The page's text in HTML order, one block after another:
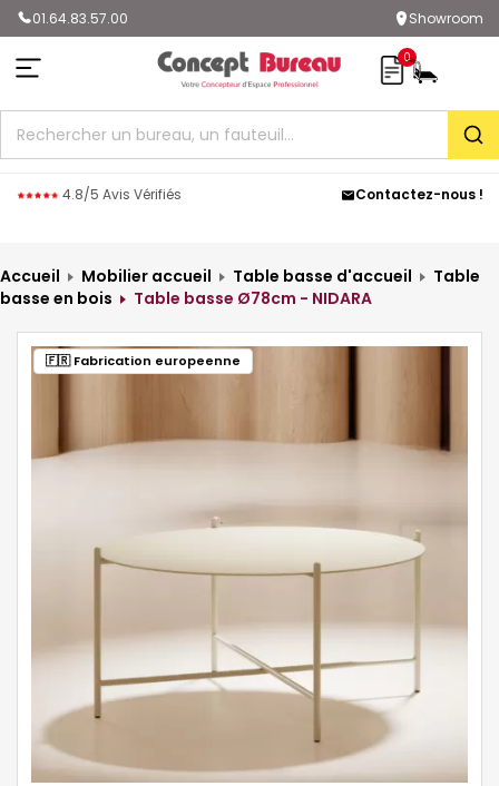
01.64.83.57.00 Showroom
0
4.8/5 Avis Vérifiés Contactez-nous !
Accueil Mobilier accueil Table basse d'accueil
Table
basse en bois
Table basse Ø78cm - NIDARA